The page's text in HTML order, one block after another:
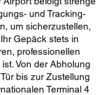
und Tracking-
um sicherzustellen,
Gepäck stets in
professionellen
Von der Abholung
bis zur Zustellung
Terminal 4